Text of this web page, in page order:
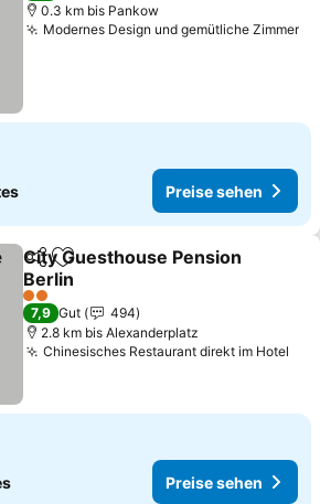
0.3 km bis Pankow
Modernes Design und gemütliche Zimmer
Preise sehen
TeilenZu Favoriten hinzufügen
City Guesthouse Pension
Berlin
2 Sterne
7,9 Gut
494
2.8 km bis Alexanderplatz
Chinesisches Restaurant direkt im Hotel
Preise sehen